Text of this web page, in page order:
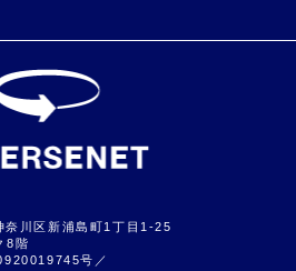
川区新浦島町1丁目1-25
8階
号／